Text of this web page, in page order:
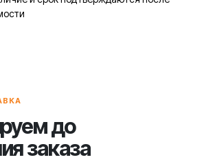
до
заказа